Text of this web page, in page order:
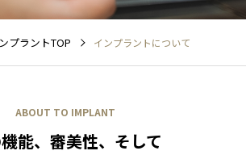
プラントTOP インプラントについて
ABOUT TO IMPLANT
能、審美性、 そして